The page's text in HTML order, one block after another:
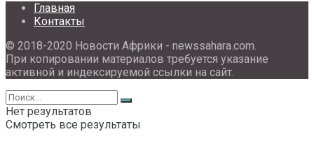
Главная
Контакты
© 2018-2020 Новости Африки - newssahara.com.
При копировании материалов требуется указание
активной и индексируемой ссылки на сайт.
Нет результатов
Смотреть все результаты